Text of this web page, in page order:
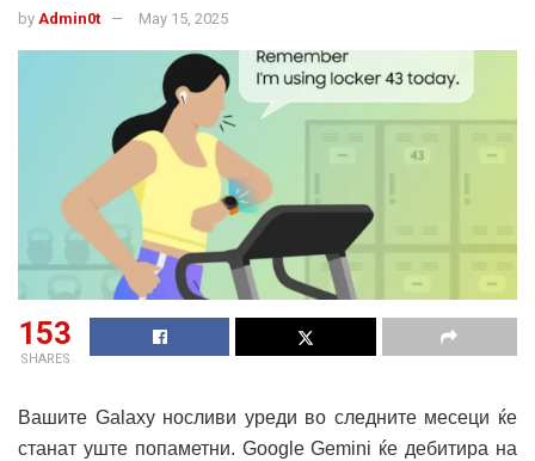
by Admin0t May 15, 2025
153
SHARES
Вашите Galaxy носливи уреди во следните месеци ќе
станат уште попаметни. Google Gemini ќе дебитира на